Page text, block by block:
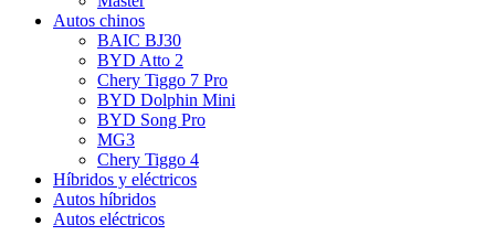
Autos chinos
BAIC BJ30
BYD Atto 2
Chery Tiggo 7 Pro
BYD Dolphin Mini
BYD Song Pro
MG3
Chery Tiggo 4
Híbridos y eléctricos
Autos híbridos
Autos eléctricos